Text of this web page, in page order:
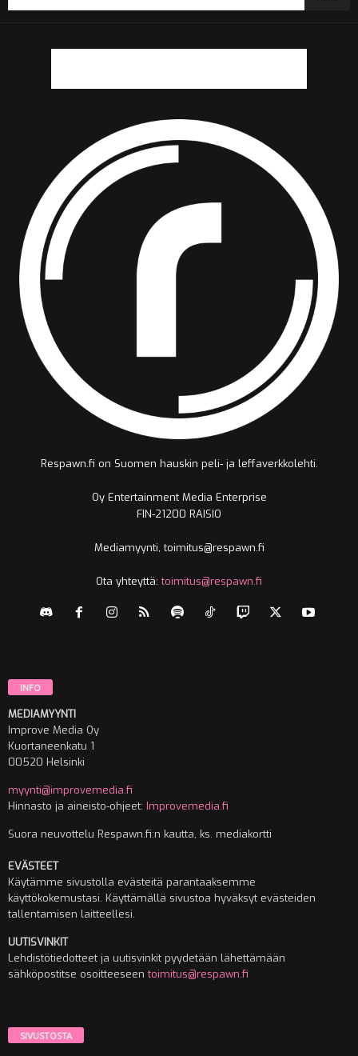
Respawn.fi on Suomen hauskin peli- ja leffaverkkolehti.
Oy Entertainment Media Enterprise
FIN-21200 RAISIO
Mediamyynti, toimitus@respawn.fi
Ota yhteyttä:toimitus@respawn.fi
INFO
MEDIAMYYNTI
Improve Media Oy
Kuortaneenkatu 1
00520 Helsinki
myynti@improvemedia.fi
Hinnasto ja aineisto-ohjeet: Improvemedia.fi
Suora neuvottelu Respawn.fi:n kautta, ks. mediakortti
EVÄSTEET
Käytämme sivustolla evästeitä parantaaksemme
käyttökokemustasi. Käyttämällä sivustoa hyväksyt evästeiden
tallentamisen laitteellesi.
UUTISVINKIT
Lehdistötiedotteet ja uutisvinkit pyydetään lähettämään
sähköpostitse osoitteeseentoimitus@respawn.fi
SIVUSTOSTA